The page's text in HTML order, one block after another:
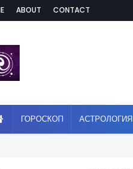
ABOUT CONTACT
ГОРОСКОП АСТРОЛОГИЯ